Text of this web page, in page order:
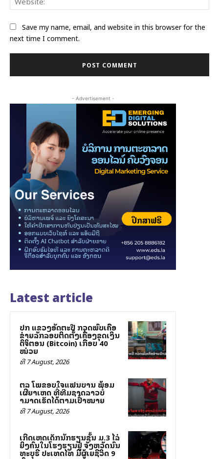
Save my name, email, and website in this browser for the
next time I comment.
- Advertisement -
Latest article
ປກສ ແຂວງອັດຕະປື ກວດພົບເຄືອ
ຂ່າຍລັກລອບຕິດຕັ້ງເຄື່ອງຂຸດເງິນ
ດິຈິຕອນ (Bitcoin) ເກືອບ 40
ໝ່ວຍ
ທີ 7 August, 2026
ສຕລ ໂພສຂອບໃຈແຟນບານ ພ້ອມ
ເຜີຍສາເຫດ ທີ່ທີມຊາດລາວບໍ່
ສາມາດເຮັດໄດ້ຕາມເປົ້າໝາຍ
ທີ 7 August, 2026
ເກີດເຫດເດັກນັກຮຽນຊັ້ນ ມ.3 ໄລ່
ຍິງຄົນໃນໂຮງຮຽນຢູ່ ຈັງຫວັດນົນ
ທະບຸຣີ ປະເທດໄທ ມີຜູ້ເສຍຊີວິດ 9